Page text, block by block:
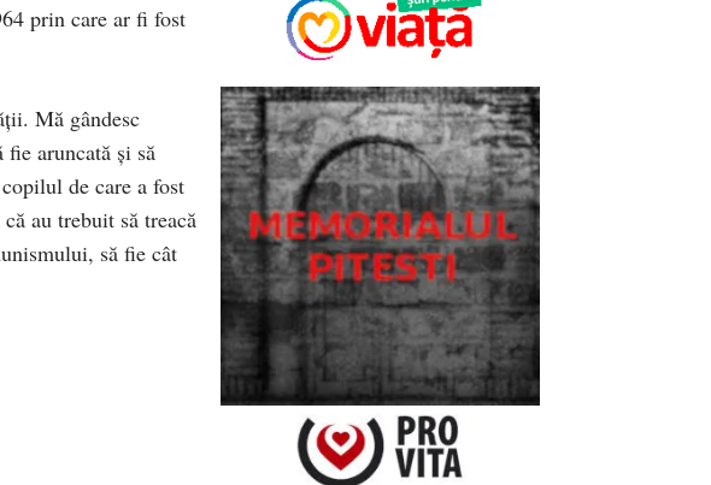
prin care ar fi fost
Mă gândesc
aruncată şi să
de care a fost
au trebuit să treacă
să fie cât